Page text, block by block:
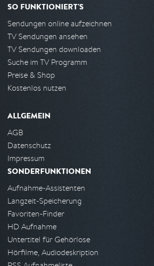
SO FUNKTIONIERT'S
Sendungen online aufzeichnen
TV Sendungen ansehen
TV Sendungen downloaden
Suche im TV Programm
Preise & Shop
Kostenlos nutzen
ALLGEMEIN
AGB
Datenschutz
Impressum
SONDERFUNKTIONEN
Aufnahme-Assistenten
Langzeit-Speicherung
Favoriten-Finder
HD Aufnahme
Untertitel für Gehörlose
Hörfilme, Audiodeskription